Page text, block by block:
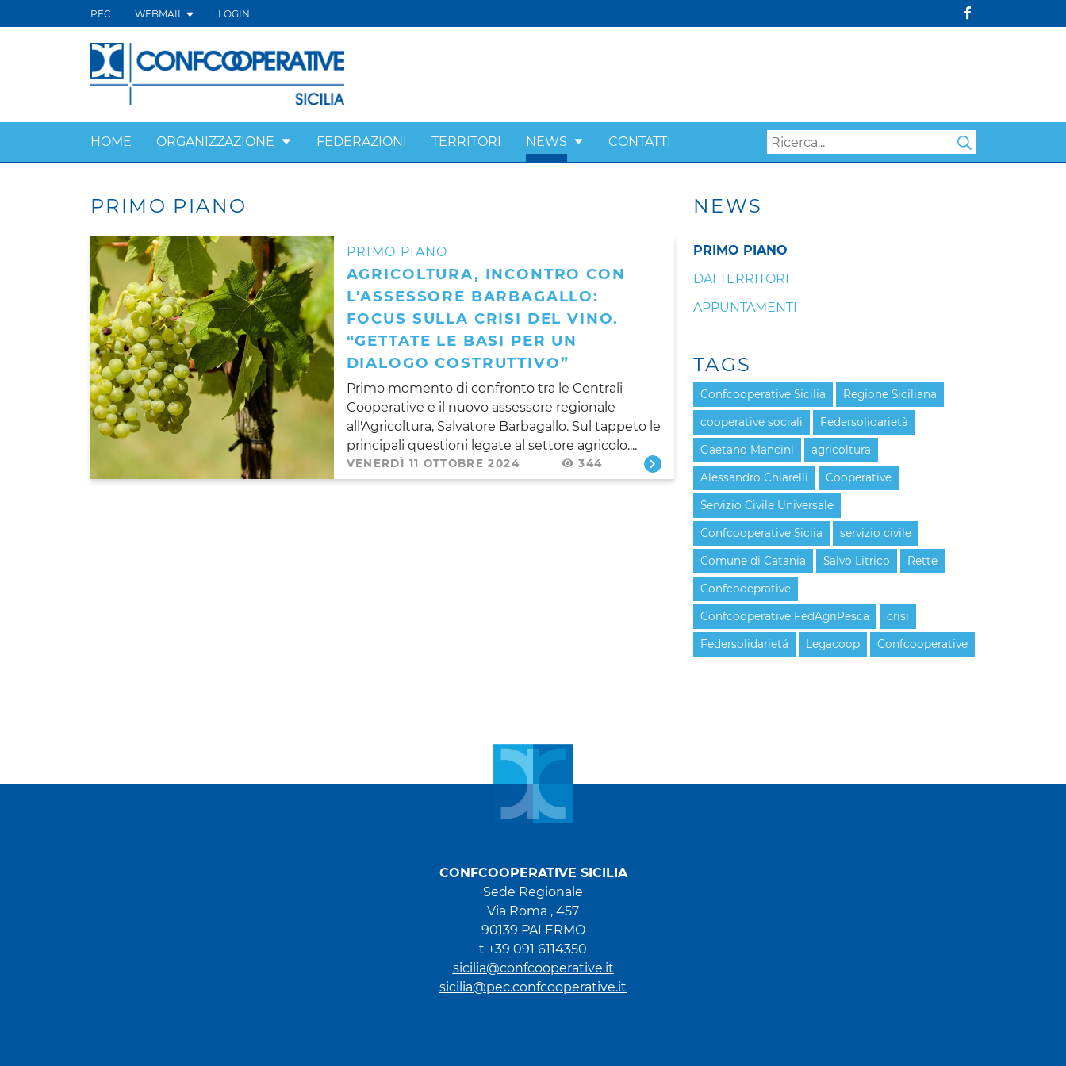
PEC WEBMAIL LOGIN
HOME ORGANIZZAZIONE FEDERAZIONI TERRITORI NEWS CONTATTI
PRIMO PIANO
PRIMO PIANO
AGRICOLTURA, INCONTRO CON
L'ASSESSORE BARBAGALLO:
FOCUS SULLA CRISI DEL VINO.
“GETTATE LE BASI PER UN
DIALOGO COSTRUTTIVO”
Primo momento di confronto tra le Centrali
Cooperative e il nuovo assessore regionale
all'Agricoltura, Salvatore Barbagallo. Sul tappeto le
principali questioni legate al settore agricolo....
VENERDÌ 11 OTTOBRE 2024 344
NEWS
PRIMO PIANO
DAI TERRITORI
APPUNTAMENTI
TAGS
Confcooperative Sicilia Regione Siciliana
cooperative sociali Federsolidarietà
Gaetano Mancini agricoltura
Alessandro Chiarelli Cooperative
Servizio Civile Universale
Confcooperative Siciia servizio civile
Comune di Catania Salvo Litrico Rette
Confcooeprative
Confcooperative FedAgriPesca crisi
Federsolidarietá Legacoop Confcooperative
CONFCOOPERATIVE SICILIA
Sede Regionale
Via Roma , 457
90139 PALERMO
t +39 091 6114350
sicilia@confcooperative.it
sicilia@pec.confcooperative.it